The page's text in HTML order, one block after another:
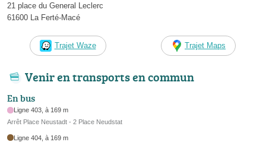
21 place du General Leclerc
61600 La Ferté-Macé
Trajet Waze Trajet Maps
Venir en transports en commun
En bus
Ligne 403, à 169 m
Arrêt Place Neustadt - 2 Place Neudstat
Ligne 404, à 169 m